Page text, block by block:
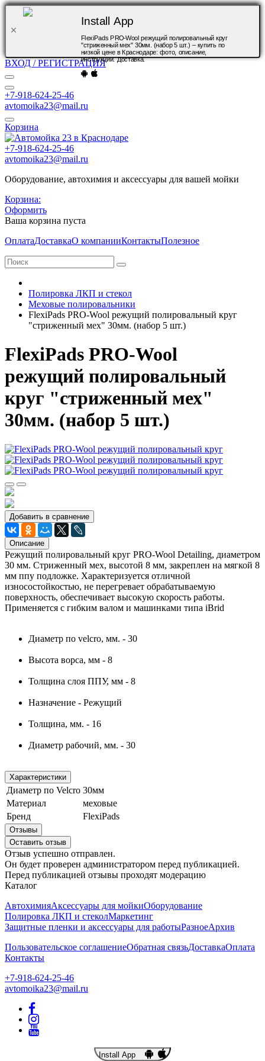
Install App
FlexiPads PRO-Wool режущий полировальный круг
"стриженный мех" 30мм. (набор 5 шт.) – купить по
низкой цене в Краснодаре: фото, описание,
инструкции. Доставка.
ВХОД / РЕГИСТРАЦИЯ
+7-918-624-25-46
avtomoika23@mail.ru
Корзина
+7-918-624-25-46
avtomoika23@mail.ru
Оборудование, автохимия и аксессуары для вашей мойки
Корзина:
Оформить
Ваша корзина пуста
ОплатаДоставкаО компанииКонтактыПолезное
Полировка ЛКП и стекол
Меховые полировальники
FlexiPads PRO-Wool режущий полировальный круг
"стриженный мех" 30мм. (набор 5 шт.)
FlexiPads PRO-Wool
режущий полировальный
круг "стриженный мех"
30мм. (набор 5 шт.)
Добавить в сравнение
Описание
Режущий полировальный круг PRO-Wool Detailing, диаметром
30 мм. Стриженный мех, высотой 8 мм, закреплен на мягкой 8
мм ппу подложке. Характеризуется отличной
износостойкостью, не перегревает обрабатываемую
поверхность, обеспечивает высокую скорость работы.
Применяется с гибким валом и машинками типа iBrid
Диаметр по velcro, мм. - 30
Высота ворса, мм - 8
Толщина слоя ППУ, мм - 8
Назначение - Режущий
Толщина, мм. - 16
Диаметр рабочий, мм. - 30
Характеристики
Диаметр по Velcro 30мм
Материал
меховые
Бренд
FlexiPads
Отзывы
Оставить отзыв
Отзыв успешно отправлен.
Он будет проверен администратором перед публикацией.
Перед публикацией отзывы проходят модерацию
Каталог
АвтохимияАксессуары для мойкиОборудование
Полировка ЛКП и стеколМаркетинг
Защитные пленки и аксессуары для работыРазноеАрхив
Пользовательское соглашениеОбратная связьДоставкаОплата
Контакты
+7-918-624-25-46
avtomoika23@mail.ru
Install App